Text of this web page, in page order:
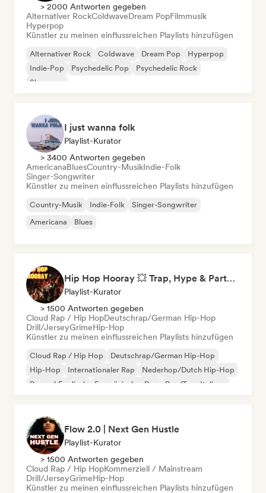
> 2000 Antworten gegeben
Alternativer RockColdwaveDream PopFilmmusik
Hyperpop
Künstler zu meinen einflussreichen Playlists hinzufügen
Alternativer Rock Coldwave Dream Pop
Hyperpop
Indie-Pop
Psychedelic Pop
Psychedelic Rock
Shoegaze
I just wanna folk
Playlist-Kurator
> 3400 Antworten gegeben
AmericanaBluesCountry-MusikIndie-Folk
Singer-Songwriter
Künstler zu meinen einflussreichen Playlists hinzufügen
Country-Musik Indie-Folk
Singer-Songwriter
Americana
Blues
Hip Hop Hooray 💥 Trap, Hype & Party Rap Bangers
Playlist-Kurator
> 1500 Antworten gegeben
Cloud Rap / Hip HopDeutschrap/German Hip-Hop
Drill/JerseyGrimeHip-Hop
Künstler zu meinen einflussreichen Playlists hinzufügen
Cloud Rap / Hip Hop
Deutschrap/German Hip-Hop
Hip-Hop
Internationaler Rap
Nederhop/Dutch Hip-Hop
Rap auf Englisch
Französischer Rap Rap/Trap Italiano
Flow 2.0 | Next Gen Hustle
Playlist-Kurator
> 1500 Antworten gegeben
Cloud Rap / Hip HopKommerziell / Mainstream
Drill/JerseyGrimeHip-Hop
Künstler zu meinen einflussreichen Playlists hinzufügen